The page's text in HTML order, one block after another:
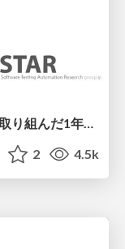
【 STAC2020】テスト自動化導入に取り組んだ1年の歩み 〜E2E編〜
2 4.5k